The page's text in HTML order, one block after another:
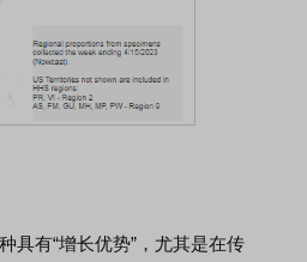
有“增长优势”，尤其是在传